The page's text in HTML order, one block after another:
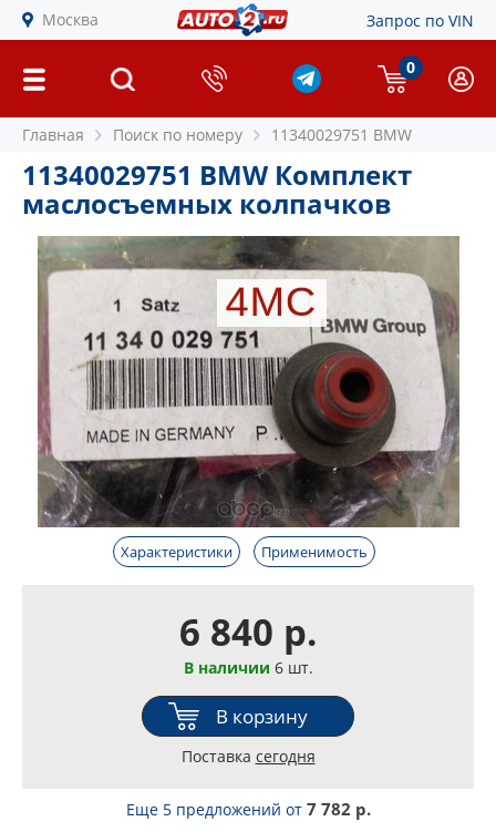
Москва Запрос по VIN
0
Главная Поиск по номеру 11340029751 BMW
11340029751 BMW Комплект
маслосъемных колпачков
Характеристики Применимость
6 840 р.
В наличии 6 шт.
В корзину
Поставка сегодня
Еще 5 предложений от 7 782 р.